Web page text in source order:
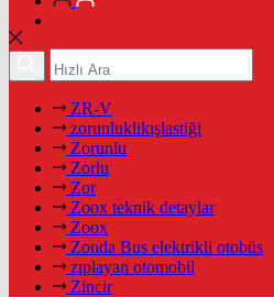
ZR-V
zorunluklikışlastiği
Zorunlu
Zorlu
Zor
Zoox teknik detaylar
Zoox
Zonda Bus elektrikli otobüs
zıplayan otomobil
Zincir